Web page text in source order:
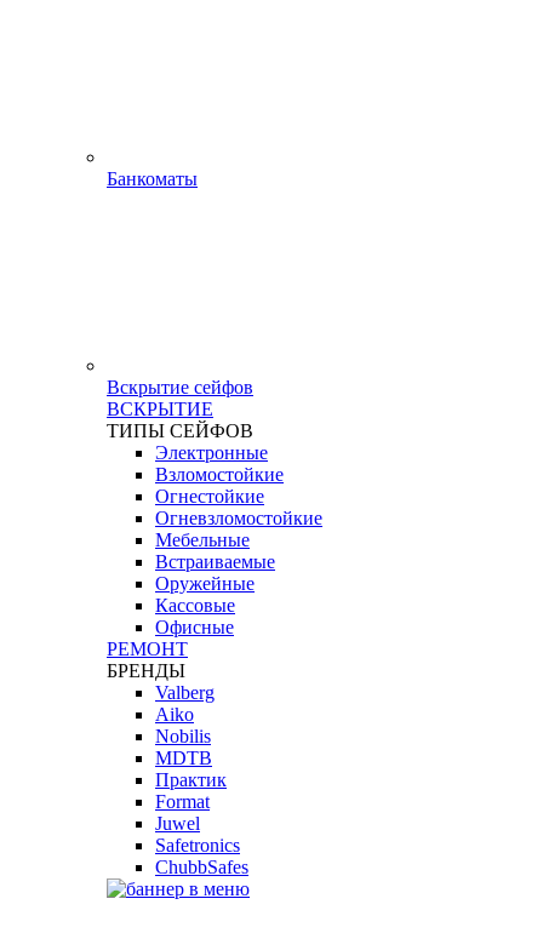
Банкоматы
Вскрытие сейфов
ВСКРЫТИЕ
ТИПЫ СЕЙФОВ
Электронные
Взломостойкие
Огнестойкие
Огневзломостойкие
Мебельные
Встраиваемые
Оружейные
Кассовые
Офисные
РЕМОНТ
БРЕНДЫ
Valberg
Aiko
Nobilis
MDTB
Практик
Format
Juwel
Safetronics
ChubbSafes